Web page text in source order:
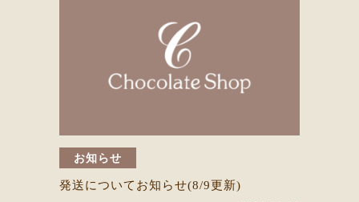
お知らせ
発送についてお知らせ(8/9更新)